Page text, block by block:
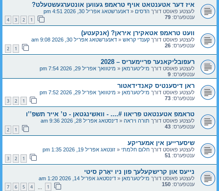
איז דער אטענטאט אויף טראמפ געווען אונטערגעשטעלט?
לעצטע פאוסט דורך הדסים « דאנערשטאג אפריל 30, 2026 4:51 pm
ענטפערס: 79
1
2
3
4
וועט טראמפ אטאקירן איראן? (אנקעטע)
לעצטע פאוסט דורך קענדי קראש « דאנערשטאג אפריל 30, 2026 9:08 am
ענטפערס: 26
1
2
רעפובליקאנער פריימעריס – 2028
לעצטע פאוסט דורך מיליטערמאן « מיטוואך אפריל 29, 2026 7:54 pm
ענטפערס: 9
ראן דיסענטיס קאנדידאטור
לעצטע פאוסט דורך מיליטערמאן « מיטוואך אפריל 29, 2026 7:52 pm
ענטפערס: 73
1
2
3
טראמפ אטענטאט פריאוו #.... - וואשינגטאן - ט’ אייר תשפ’’ו
לעצטע פאוסט דורך תורה ויראה « דינסטאג אפריל 28, 2026 9:36 am
ענטפערס: 43
1
2
שיסערייען אין אמעריקע
לעצטע פאוסט דורך חלום חלמתי « זונטאג אפריל 19, 2026 1:35 pm
ענטפערס: 51
1
2
3
נייעס און קרישקעלעך פון ניו יאָרק סיטי
לעצטע פאוסט דורך מיליטערמאן « דינסטאג אפריל 14, 2026 1:20 am
ענטפערס: 150
1
4
5
6
7